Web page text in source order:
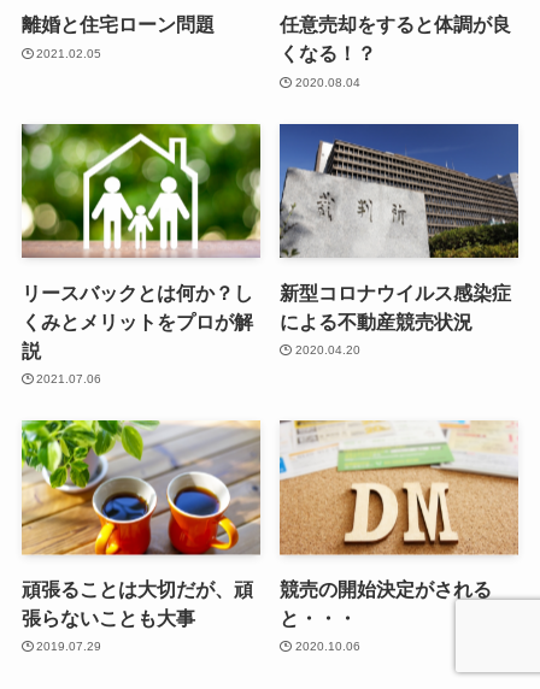
離婚と住宅ローン問題
2021.02.05
任意売却をすると体調が良
くなる！？
2020.08.04
リースバックとは何か？し
くみとメリットをプロが解
説
2021.07.06
新型コロナウイルス感染症
による不動産競売状況
2020.04.20
頑張ることは大切だが、頑
張らないことも大事
2019.07.29
競売の開始決定がされる
と・・・
2020.10.06